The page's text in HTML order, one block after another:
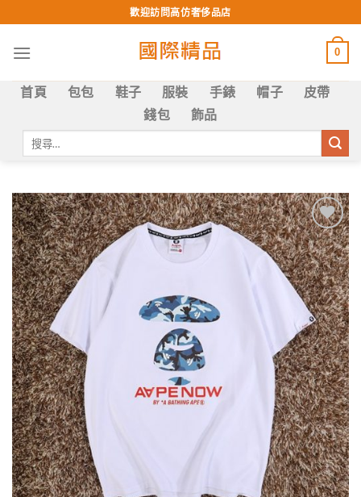
to
content
歡迎訪問高仿奢侈品店
0
首頁 包包 鞋子 服裝 手錶 帽子
皮帶
錢包
飾品
字:
Add to
wishlist